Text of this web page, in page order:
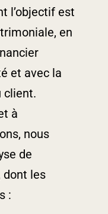
l’objectif est
en
et avec la
client.
à
nous
de
les
: